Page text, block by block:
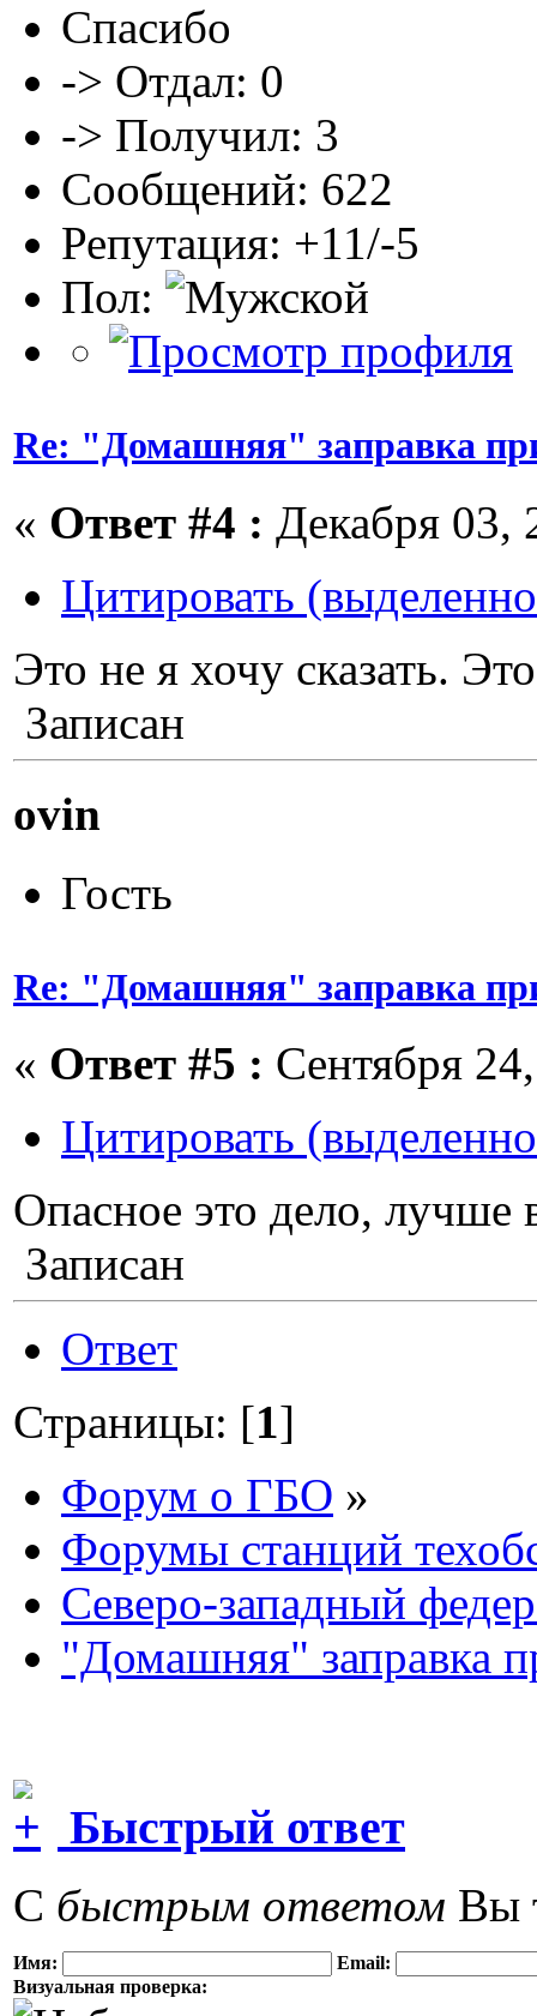
Спасибо
-> Отдал: 0
-> Получил: 3
Сообщений: 622
Репутация: +11/-5
Пол:
Re: "Домашняя" заправка
« Ответ #4 : Декабря 03,
Цитировать
Это не я хочу сказать.
Записан
ovin
Гость
Re: "Домашняя" заправка
« Ответ #5 : Сентября
Цитировать
Опасное это дело, лучше
Записан
Ответ
Страницы: [1]
Форум о ГБО »
Форумы станций
Северо-западный
"Домашняя" заправка
Быстрый ответ
С быстрым ответом Вы
Имя:
Email:
Визуальная проверка: